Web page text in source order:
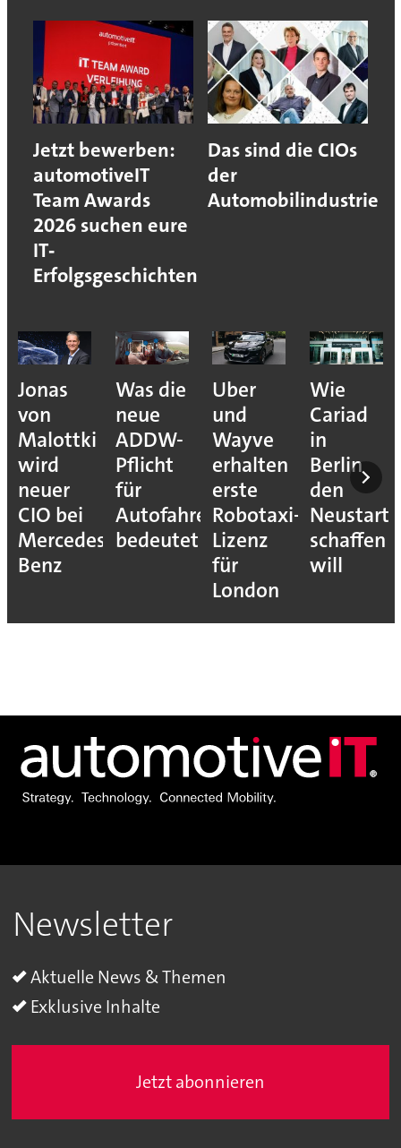
Jetzt bewerben:
automotiveIT
Team Awards
2026 suchen eure
IT‐
Erfolgsgeschichten
Das sind die CIOs
der
Automobilindustrie
Jonas
von
Malottki
wird
neuer
CIO bei
Mercedes-
Benz
Was die
neue
ADDW-
Pflicht
für
Autofahrer
bedeutet
Uber
und
Wayve
erhalten
erste
Robotaxi-
Lizenz
für
London
Wie
Cariad
in
Berlin
den
Neustart
schaffen
will
Newsletter
Aktuelle News & Themen
Exklusive Inhalte
Jetzt abonnieren